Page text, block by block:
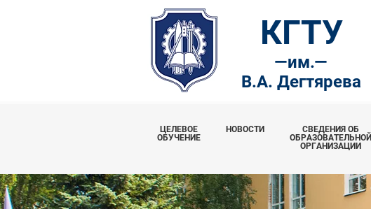
КГТУ
—им.—
В.А. Дегтярева
ЦЕЛЕВОЕ
ОБУЧЕНИЕ
НОВОСТИ
СВЕДЕНИЯ ОБ
ОБРАЗОВАТЕЛЬНОЙ
ОРГАНИЗАЦИИ